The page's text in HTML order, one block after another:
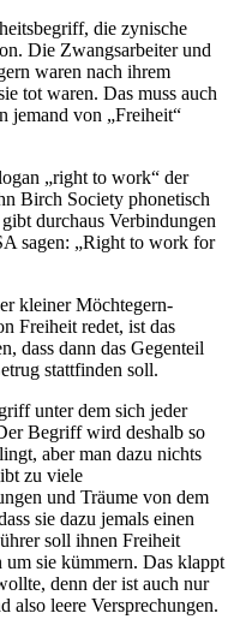
die zynische
Die Zwangsarbeiter und
waren nach ihrem
tot waren. Das muss auch
jemand von „Freiheit“
„right to work“ der
Birch Society phonetisch
durchaus Verbindungen
sagen: „Right to work for
kleiner Möchtegern-
Freiheit redet, ist das
dass dann das Gegenteil
stattfinden soll.
unter dem sich jeder
Begriff wird deshalb so
aber man dazu nichts
zu viele
und Träume von dem
sie dazu jemals einen
soll ihnen Freiheit
um sie kümmern. Das klappt
denn der ist auch nur
also leere Versprechungen.